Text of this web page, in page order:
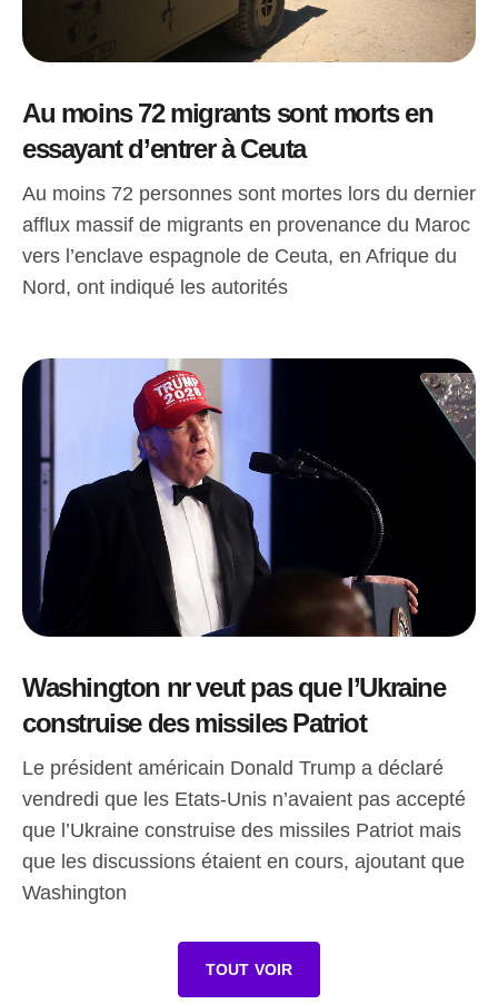
Au moins 72 migrants sont morts en
essayant d’entrer à Ceuta
Au moins 72 personnes sont mortes lors du dernier
afflux massif de migrants en provenance du Maroc
vers l’enclave espagnole de Ceuta, en Afrique du
Nord, ont indiqué les autorités
Washington nr veut pas que l’Ukraine
construise des missiles Patriot
Le président américain Donald Trump a déclaré
vendredi que les Etats-Unis n’avaient pas accepté
que l’Ukraine construise des missiles Patriot mais
que les discussions étaient en cours, ajoutant que
Washington
TOUT VOIR